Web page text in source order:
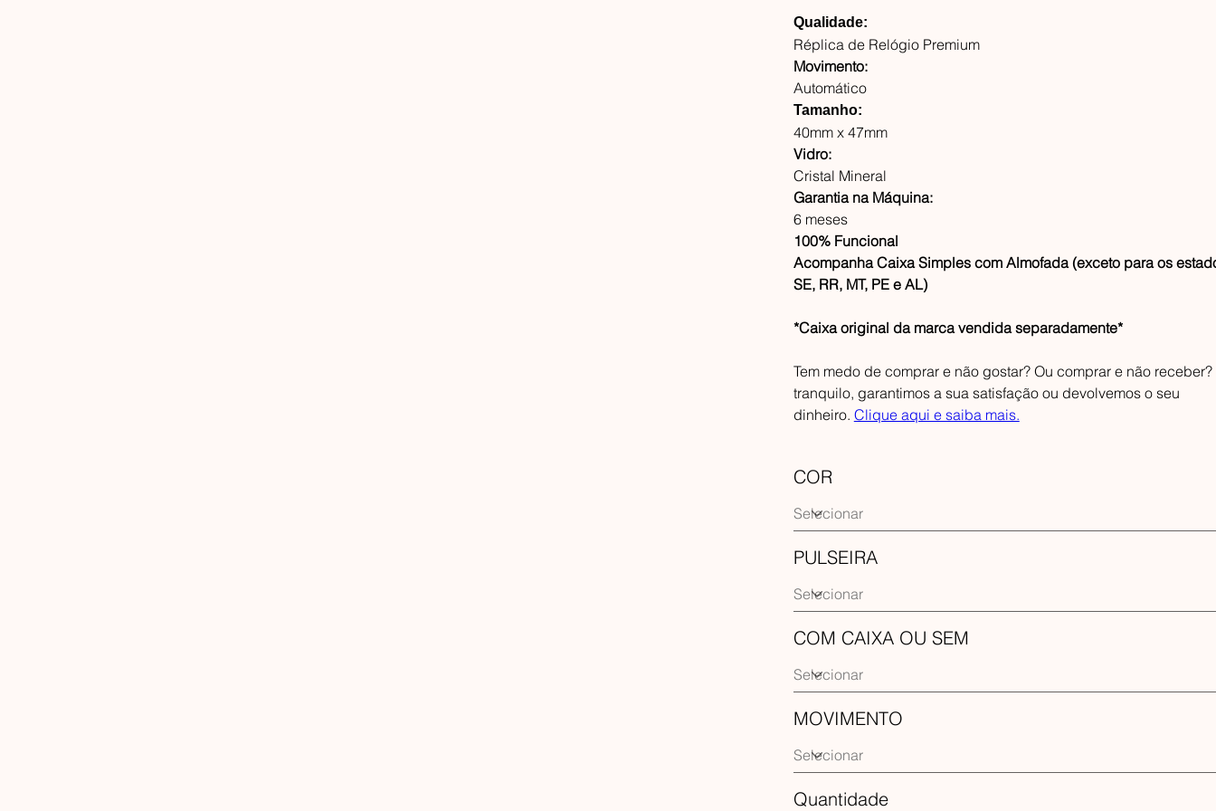
Qualidade:
Réplica de Relógio Premium
Movimento:
Automático
Tamanho:
40mm x 47mm
Vidro:
Cristal Mineral
Garantia na Máquina:
6 meses
100% Funcional
Acompanha Caixa Simples com Almofada (exceto para os
SE, RR, MT, PE e AL)
*Caixa original da marca vendida separadamente*
Tem medo de comprar e não gostar? Ou comprar e não
tranquilo, garantimos a sua satisfação ou devolvemos o seu
dinheiro. Clique aqui e saiba mais.
COR
PULSEIRA
COM CAIXA OU SEM
MOVIMENTO
Quantidade